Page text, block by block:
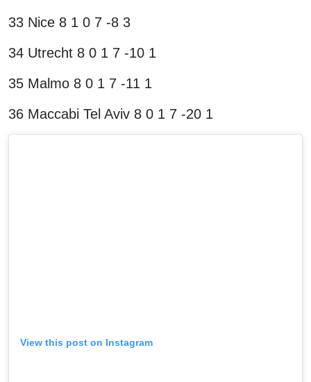
33 Nice 8 1 0 7 -8 3
34 Utrecht 8 0 1 7 -10 1
35 Malmo 8 0 1 7 -11 1
36 Maccabi Tel Aviv 8 0 1 7 -20 1
View this post on Instagram